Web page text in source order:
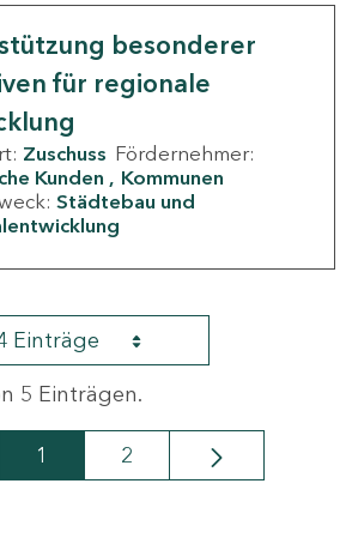
besonderer
für regionale
Zuschuss Fördernehmer:
Kunden
Kommunen
Städtebau und
Einträge
5 Einträgen.
Seite
1 Seite
2